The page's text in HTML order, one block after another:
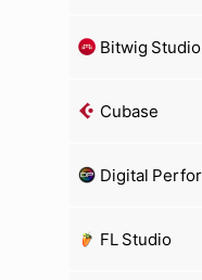
Bitwig Studio
Cubase
Digital
FL Studio